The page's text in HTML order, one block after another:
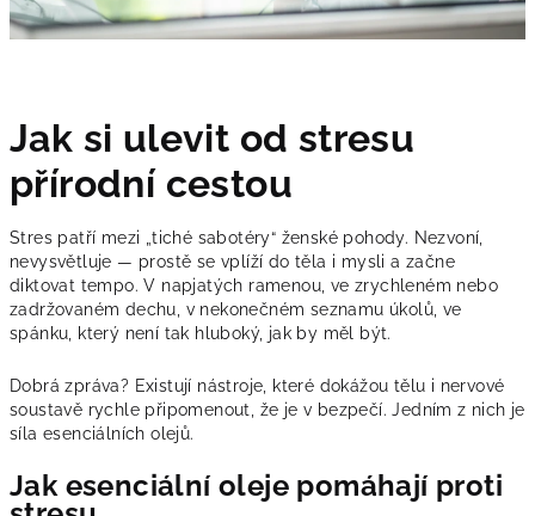
Jak si ulevit od stresu
přírodní cestou
Stres patří mezi „tiché sabotéry“ ženské pohody. Nezvoní,
nevysvětluje — prostě se vplíží do těla i mysli a začne
diktovat tempo. V napjatých ramenou, ve zrychleném nebo
zadržovaném dechu, v nekonečném seznamu úkolů, ve
spánku, který není tak hluboký, jak by měl být.
Dobrá zpráva? Existují nástroje, které dokážou tělu i nervové
soustavě rychle připomenout, že je v bezpečí. Jedním z nich je
síla esenciálních olejů.
Jak esenciální oleje pomáhají proti